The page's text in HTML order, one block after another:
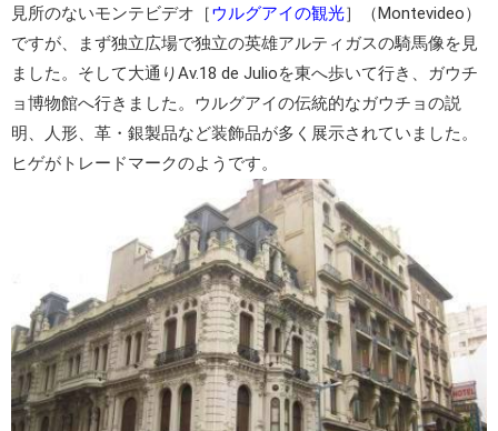
見所のないモンテビデオ［ウルグアイの観光］（Montevideo）
ですが、まず独立広場で独立の英雄アルティガスの騎馬像を見
ました。そして大通りAv.18 de Julioを東へ歩いて行き、
ガウチ
ョ博物館へ行きました。ウルグアイの伝統的なガウチョの説
明、人形、革・銀製品など装飾品が多く展示されていました。
ヒゲがトレードマークのようです。